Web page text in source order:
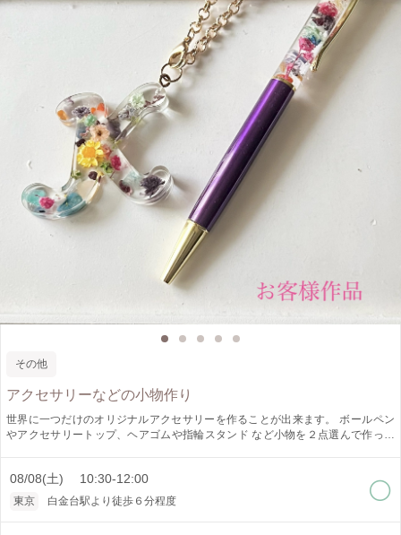
その他
アクセサリーなどの小物作り
世界に一つだけのオリジナルアクセサリーを作ることが出来ます。 ボールペン
やアクセサリートップ、ヘアゴムや指輪スタンド など小物を２点選んで作って
ていただいております 少し厚みのある物を制作される場合は 現地で送
料をいただいております。 ご了承下さい 250-350円くらいです 初めて
08/08(土) 10:30-12:00
東京 白金台駅より徒歩６分程度